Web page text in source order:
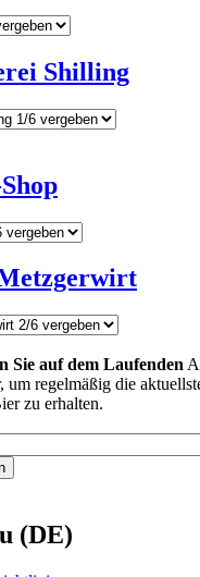
Shilling
Sie auf dem Laufenden
um regelmäßig die
zu erhalten.
(DE)